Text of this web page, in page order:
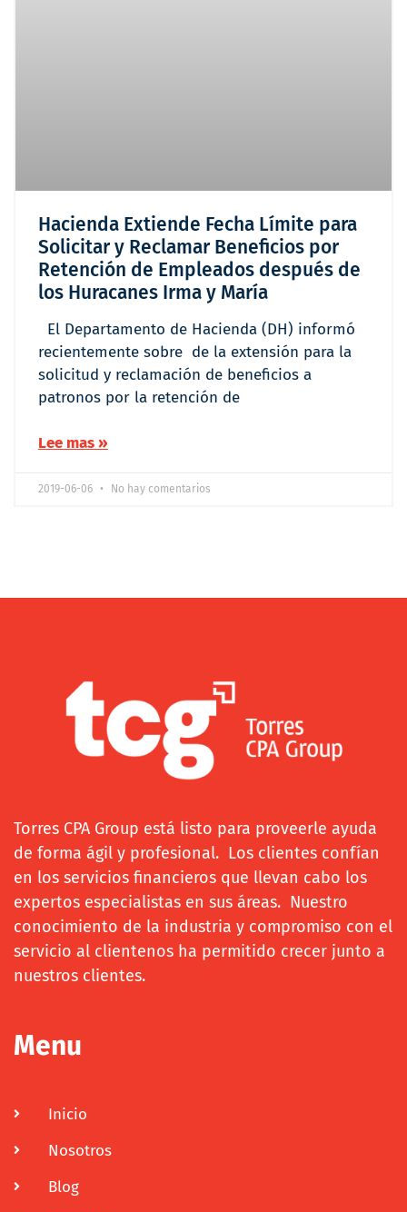
Hacienda Extiende Fecha Límite para
Solicitar y Reclamar Beneficios por
Retención de Empleados después de
los Huracanes Irma y María
El Departamento de Hacienda (DH) informó
recientemente sobre de la extensión para la
solicitud y reclamación de beneficios a
patronos por la retención de
Lee mas »
2019-06-06 No hay comentarios
Torres CPA Group está listo para proveerle ayuda
de forma ágil y profesional. Los clientes confían
en los servicios financieros que llevan cabo los
expertos especialistas en sus áreas. Nuestro
conocimiento de la industria y compromiso con el
servicio al clientenos ha permitido crecer junto a
nuestros clientes.
Menu
Inicio
Nosotros
Blog